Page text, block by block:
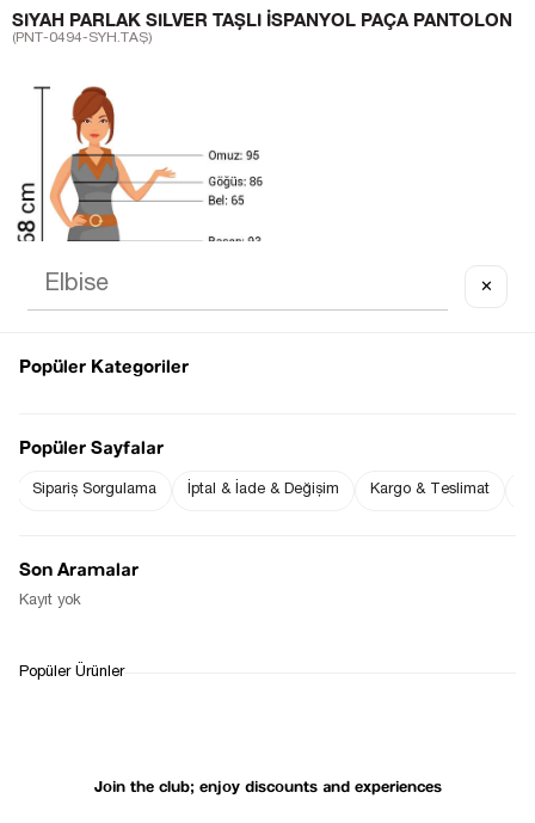
SIYAH PARLAK SILVER TAŞLI İSPANYOL PAÇA PANTOLON
(PNT-0494-SYH.TAŞ)
kullanılan S (Small) Bedendir.
Ürün Boyu : 106 cm ( +/- 2 cm )
Notify me when
Notify Me When Available
RETURN AND EXCHANGE
Join the club; enjoy discounts and experiences
✕
Popüler Kategoriler
Popüler Sayfalar
Sipariş Sorgulama İptal & İade & Değişim Kargo & Teslimat
Son Aramalar
Kayıt yok
Popüler Ürünler